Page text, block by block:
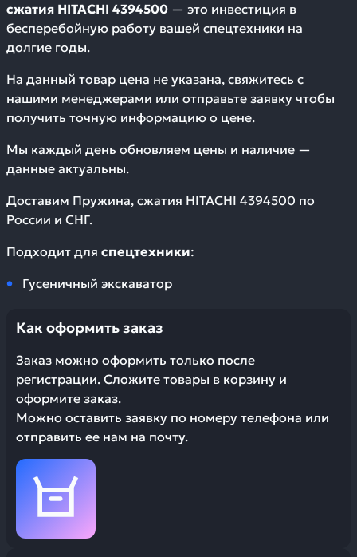
сжатия HITACHI 4394500 — это инвестиция в
бесперебойную работу вашей спецтехники на
долгие годы.
На данный товар цена не указана, свяжитесь с
нашими менеджерами или отправьте заявку чтобы
получить точную информацию о цене.
Мы каждый день обновляем цены и наличие —
данные актуальны.
Доставим Пружина, сжатия HITACHI 4394500 по
России и СНГ.
Подходит для спецтехники:
Гусеничный экскаватор
Как оформить заказ
Заказ можно оформить только после
регистрации. Сложите товары в корзину и
оформите заказ.
Можно оставить заявку по номеру телефона или
отправить ее нам на почту.